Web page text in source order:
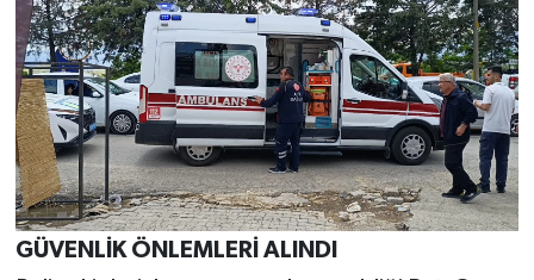
GÜVENLİK ÖNLEMLERİ ALINDI